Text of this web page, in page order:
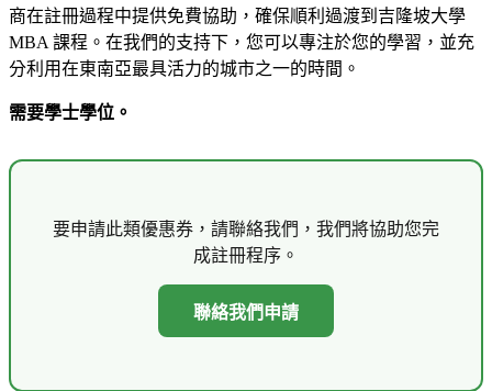
商在註冊過程中提供免費協助，確保順利過渡到吉隆坡大學
MBA 課程。在我們的支持下，您可以專注於您的學習，並充
分利用在東南亞最具活力的城市之一的時間。
需要學士學位。
要申請此類優惠券，請聯絡我們，我們將協助您完
成註冊程序。
聯絡我們申請